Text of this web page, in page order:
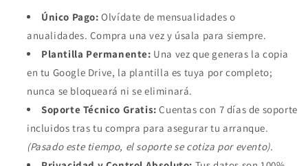
HTML)
HTML)
Único Pago: Olvídate de mensualidades o
anualidades. Compra una vez y úsala para siempre.
Plantilla Permanente: Una vez que generas la copia
en tu Google Drive, la plantilla es tuya por completo;
nunca se bloqueará ni se eliminará.
Soporte Técnico Gratis: Cuentas con 7 días de soporte
incluidos tras tu compra para asegurar tu arranque.
(Pasado este tiempo, el soporte se cotiza por evento).